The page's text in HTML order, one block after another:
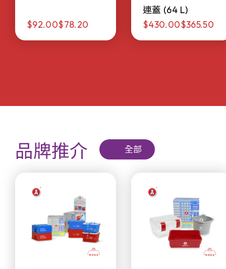
$92.00$78.20
連蓋 (64 L)
$430.00$365.50
品牌推介 全部